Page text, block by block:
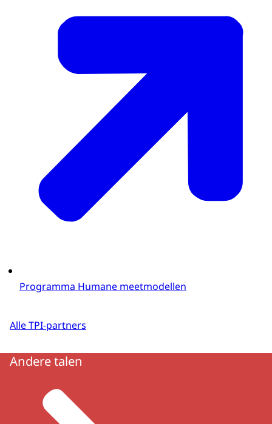
Programma Humane meetmodellen
Alle TPI-partners
Andere talen